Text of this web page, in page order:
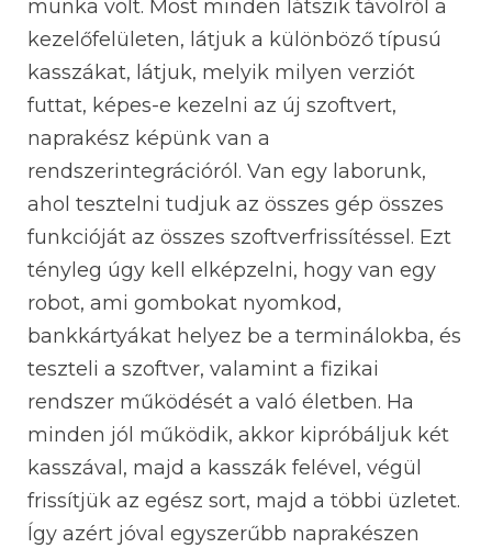
munka volt. Most minden látszik távolról a
kezelőfelületen, látjuk a különböző típusú
kasszákat, látjuk, melyik milyen verziót
futtat, képes-e kezelni az új szoftvert,
naprakész képünk van a
rendszerintegrációról. Van egy laborunk,
ahol tesztelni tudjuk az összes gép összes
funkcióját az összes szoftverfrissítéssel. Ezt
tényleg úgy kell elképzelni, hogy van egy
robot, ami gombokat nyomkod,
bankkártyákat helyez be a terminálokba, és
teszteli a szoftver, valamint a fizikai
rendszer működését a való életben. Ha
minden jól működik, akkor kipróbáljuk két
kasszával, majd a kasszák felével, végül
frissítjük az egész sort, majd a többi üzletet.
Így azért jóval egyszerűbb naprakészen